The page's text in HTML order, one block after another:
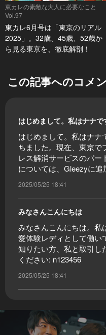
東カレの素敵な大人に必要なこと
Vol.97
東カレ6月号は「東京のリアル
2025」。32歳、45歳、52歳か
ら見る東京を、徹底解剖！
この記事へのコメ
はじめまして。私はナナで
はじめまして。私はナナ
ちました。現在、東京で
レス解消サービスのパー
については、Gleezyに
2025/05/25 18:41
みなさんこんにちは
みなさんこんにちは。私
愛体験レディとして働い
知りたい方、私と取引し
ください: n123456
2025/05/25 18:41